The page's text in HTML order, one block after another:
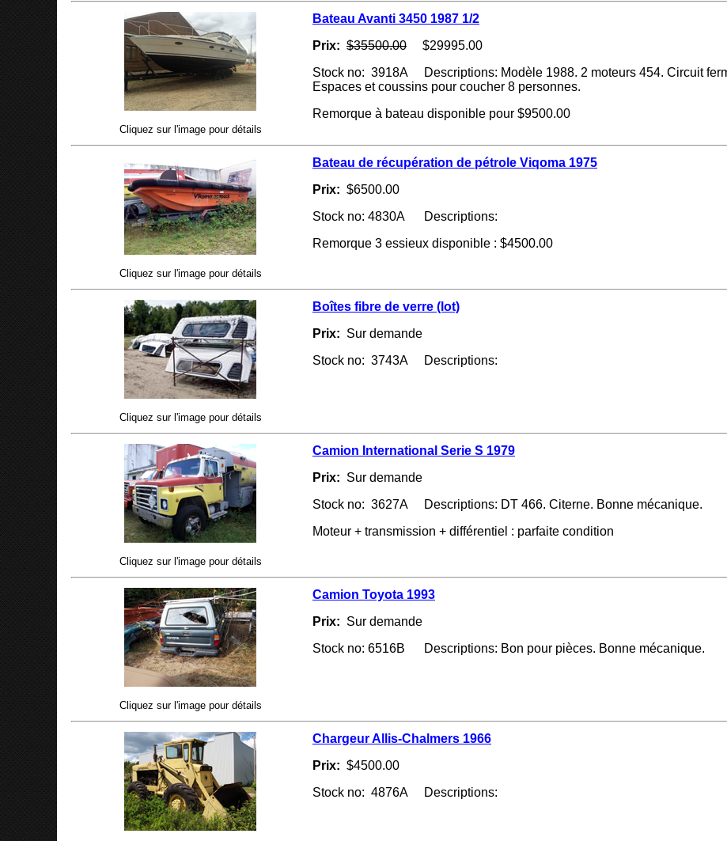
Cliquez sur l'image pour détails
Bateau Avanti 3450 1987 1/2
Prix: $35500.00 $29995.00
Stock no: 3918A Descriptions: Modèle 1988. 2 moteurs 454. Circuit
Espaces et coussins pour coucher 8 personnes.
Remorque à bateau disponible pour $9500.00
Cliquez sur l'image pour détails
Bateau de récupération de pétrole Viqoma 1975
Prix: $6500.00
Stock no: 4830A Descriptions:
Remorque 3 essieux disponible : $4500.00
Cliquez sur l'image pour détails
Boîtes fibre de verre (lot)
Prix: Sur demande
Stock no: 3743A Descriptions:
Cliquez sur l'image pour détails
Camion International Serie S 1979
Prix: Sur demande
Stock no: 3627A Descriptions: DT 466. Citerne. Bonne mécanique.
Moteur + transmission + différentiel : parfaite condition
Cliquez sur l'image pour détails
Camion Toyota 1993
Prix: Sur demande
Stock no: 6516B Descriptions: Bon pour pièces. Bonne mécanique.
Chargeur Allis-Chalmers 1966
Prix: $4500.00
Stock no: 4876A Descriptions: